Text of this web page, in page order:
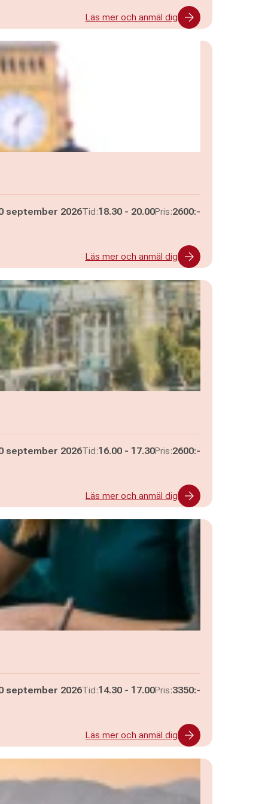
Läs mer och anmäl dig
september 2026Tid:Pågår mellan
18.30 - och
20.00Pris:2600:-
Läs mer och anmäl dig
september 2026Tid:Pågår mellan
16.00 - och
17.30Pris:2600:-
Läs mer och anmäl dig
september 2026Tid:Pågår mellan
14.30 - och
17.00Pris:3350:-
Läs mer och anmäl dig